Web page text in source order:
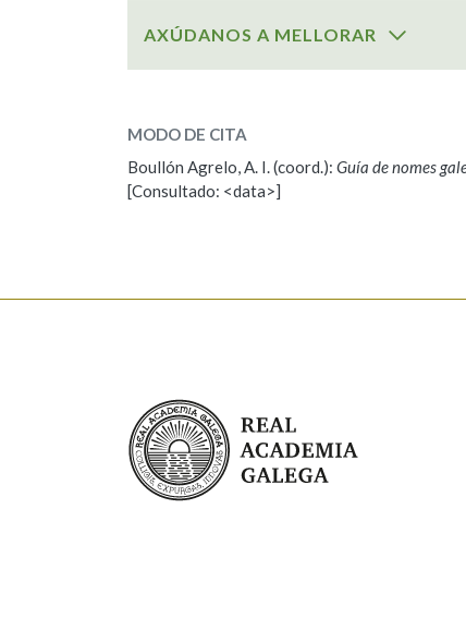
AXÚDANOS A MELLORAR
Samuel
ESCOLLE UNHA OPCIÓN:
Motivación
MODO DE CITA
Boullón Agrelo, A. I. (coord.): Guía de nomes
[Consultado: <data>]
Real Academia Galega